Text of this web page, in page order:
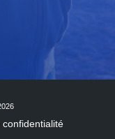
confidentialité